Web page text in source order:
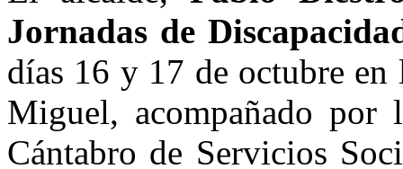
Jornadas de
días 16 y 17 de octubre en
Miguel, acompañado por
Cántabro de Servicios